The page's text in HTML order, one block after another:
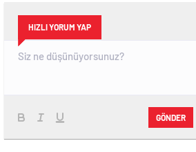
HIZLI YORUM YAP
GÖNDER